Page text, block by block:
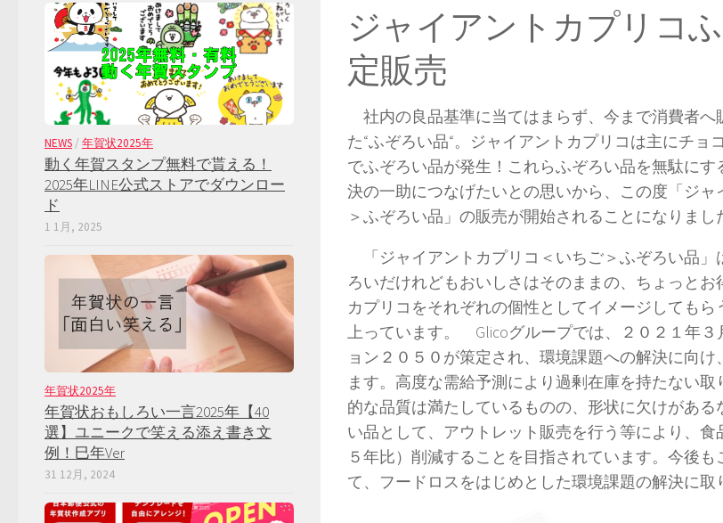
ジャイアントカプリコ
定販売
社内の良品基準に当てはまらず、今まで消費者へ
た“ふぞろい品“。ジャイアントカプリコは主にチョ
でふぞろい品が発生！これらふぞろい品を無駄に
決の一助につなげたいとの思いから、この度「ジ
＞ふぞろい品」の販売が開始されることになりまし
「ジャイアントカプリコ＜いちご＞ふぞろい品」
ろいだけれどもおいしさはそのままの、ちょっと
カプリコをそれぞれの個性としてイメージしても
上っています。 Glicoグループでは、２０２１年３
ョン２０５０が策定され、環境課題への解決に向
ます。高度な需給予測により過剰在庫を持たない
的な品質は満たしているものの、形状に欠けがあ
い品として、アウトレット販売を行う等により、食
５年比）削減することを目指されています。今後
て、フードロスをはじめとした環境課題の解決に取
NEWS / 年賀状2025年
動く年賀スタンプ無料で貰える！
2025年LINE公式ストアでダウンロー
ド
1 1月, 2025
年賀状2025年
年賀状おもしろい一言2025年【40
選】ユニークで笑える添え書き文
例！巳年Ver
31 12月, 2024